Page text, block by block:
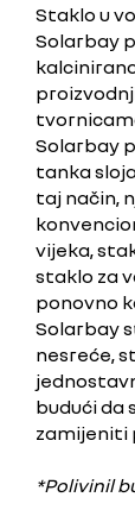
Staklo u
Solarbay
Solarbay
tanka
taj način,
vijeka,
staklo za
ponovno
Solarbay
nesreće,
budući da
zamijeniti
*Polivinil